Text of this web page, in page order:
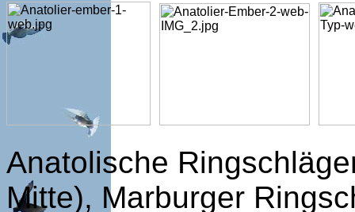
Anatolische
Mitte), Marburger